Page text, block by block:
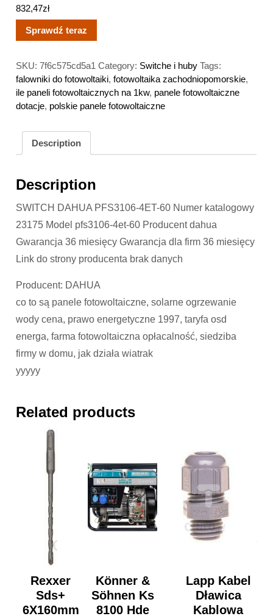
832,47zł
Sprawdź teraz
SKU:7f6c575cd5a1 Category: Switche i huby Tags:
falowniki do fotowoltaiki,fotowoltaika zachodniopomorskie,
ile paneli fotowoltaicznych na 1kw, panele fotowoltaiczne
dotacje, polskie panele fotowoltaiczne
Description
Description
SWITCH DAHUA PFS3106-4ET-60 Numer katalogowy
23175 Model pfs3106-4et-60 Producent dahua
Gwarancja 36 miesięcy Gwarancja dla firm 36 miesięcy
Link do strony producenta brak danych
Producent: DAHUA
co to są panele fotowoltaiczne, solarne ogrzewanie
wody cena, prawo energetyczne 1997, taryfa osd
energa, farma fotowoltaiczna opłacalność, siedziba
firmy w domu, jak działa wiatrak
yyyyy
Related products
Rexxer
Sds+
6X160mm
Lapp Kabel
Dławica
Kablowa
Könner &
Söhnen Ks
8100 Hde